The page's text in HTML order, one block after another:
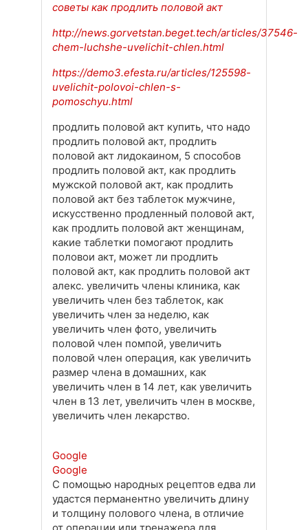
советы как продлить половой акт
http://news.gorvetstan.beget.tech/articles/37546-
chem-luchshe-uvelichit-chlen.html
https://demo3.efesta.ru/articles/125598-
uvelichit-polovoi-chlen-s-
pomoschyu.html
продлить половой акт купить, что надо
продлить половой акт, продлить
половой акт лидокаином, 5 способов
продлить половой акт, как продлить
мужской половой акт, как продлить
половой акт без таблеток мужчине,
искусственно продленный половой акт,
как продлить половой акт женщинам,
какие таблетки помогают продлить
половои акт, может ли продлить
половой акт, как продлить половой акт
алекс. увеличить члены клиника, как
увеличить член без таблеток, как
увеличить член за неделю, как
увеличить член фото, увеличить
половой член помпой, увеличить
половой член операция, как увеличить
размер члена в домашних, как
увеличить член в 14 лет, как увеличить
член в 13 лет, увеличить член в москве,
увеличить член лекарство.
Google
Google
С помощью народных рецептов едва ли
удастся перманентно увеличить длину
и толщину полового члена, в отличие